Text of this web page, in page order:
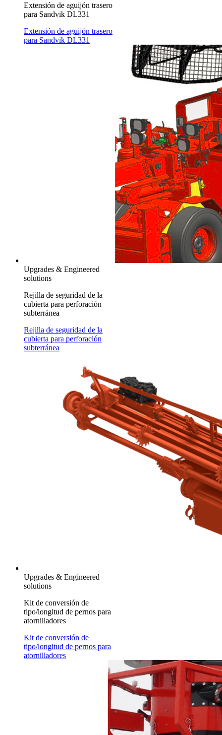
Extensión de aguijón trasero
para Sandvik DL331
Extensión de aguijón trasero
para Sandvik DL331
Upgrades & Engineered
solutions
Rejilla de seguridad de la
cubierta para perforación
subterránea
Rejilla de seguridad de la
cubierta para perforación
subterránea
Upgrades & Engineered
solutions
Kit de conversión de
tipo/longitud de pernos para
atornilladores
Kit de conversión de
tipo/longitud de pernos para
atornilladores